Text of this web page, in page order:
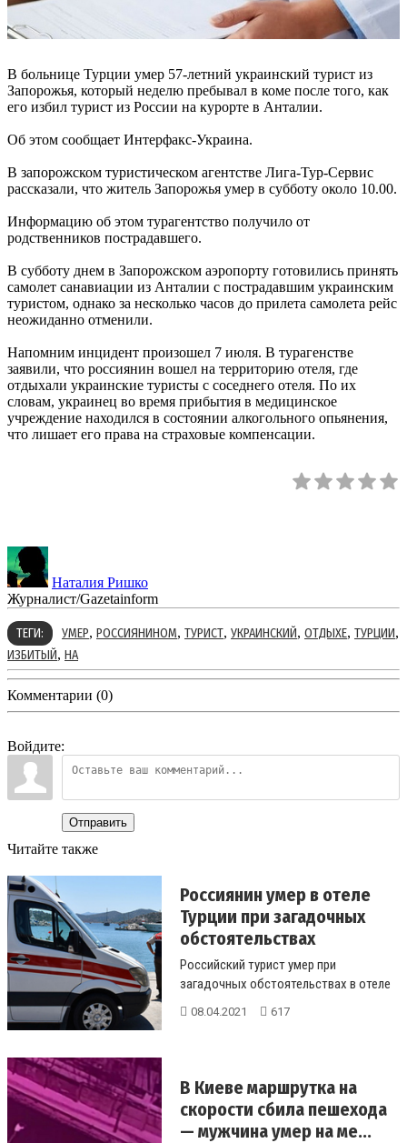
В больнице Турции умер 57-летний украинский турист из
Запорожья, который неделю пребывал в коме после того, как
его избил турист из России на курорте в Анталии.
Об этом сообщает Интерфакс-Украина.
В запорожском туристическом агентстве Лига-Тур-Сервис
рассказали, что житель Запорожья умер в субботу около 10.00.
Информацию об этом турагентство получило от
родственников пострадавшего.
В субботу днем в Запорожском аэропорту готовились принять
самолет санавиации из Анталии с пострадавшим украинским
туристом, однако за несколько часов до прилета самолета рейс
неожиданно отменили.
Напомним инцидент произошел 7 июля. В турагенстве
заявили, что россиянин вошел на территорию отеля, где
отдыхали украинские туристы с соседнего отеля. По их
словам, украинец во время прибытия в медицинское
учреждение находился в состоянии алкогольного опьянения,
что лишает его права на страховые компенсации.
Наталия Ришко
Журналист/Gazetainform
ТЕГИ: УМЕР, РОССИЯНИНОМ, ТУРИСТ, УКРАИНСКИЙ, ОТДЫХЕ, ТУРЦИИ,
ИЗБИТЫЙ, НА
Комментарии (0)
Войдите:
Отправить
Читайте также
Россиянин умер в отеле
Турции при загадочных
обстоятельствах
Российский турист умер при
загадочных обстоятельствах в отеле
курортного города Манавгат, Турция.
08.04.2021 617
В Киеве маршрутка на
скорости сбила пешехода
— мужчина умер на ме...